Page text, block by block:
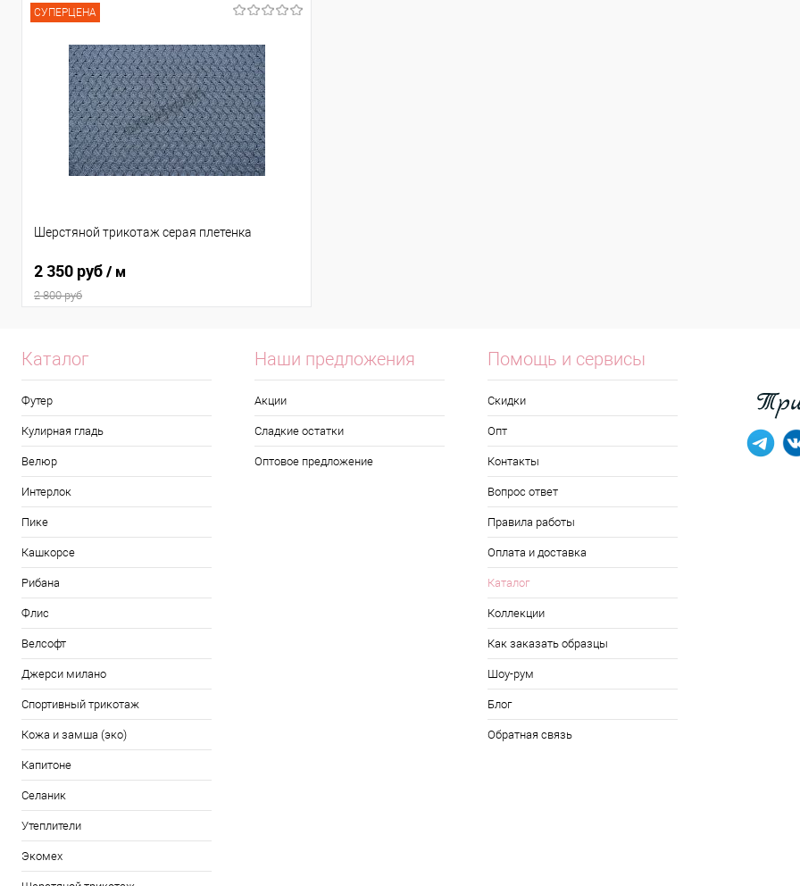
СУПЕРЦЕНА
Шерстяной трикотаж серая плетенка
2 350 руб/ м
2 800 руб
Каталог
Футер
Кулирная гладь
Велюр
Интерлок
Пике
Кашкорсе
Рибана
Флис
Велсофт
Джерси милано
Спортивный трикотаж
Кожа и замша (эко)
Капитоне
Селаник
Утеплители
Экомех
Наши предложения
Акции
Сладкие остатки
Оптовое предложение
Помощь и сервисы
Скидки
Опт
Контакты
Вопрос ответ
Правила работы
Оплата и доставка
Каталог
Коллекции
Как заказать образцы
Шоу-рум
Блог
Обратная связь